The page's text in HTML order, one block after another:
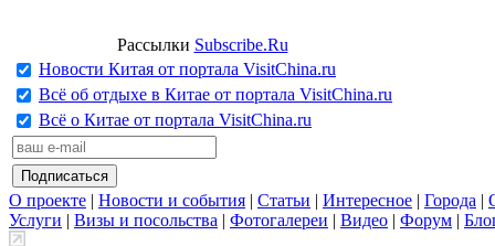
Рассылки Subscribe.Ru
Новости Китая от портала VisitChina.ru
Всё об отдыхе в Китае от портала VisitChina.ru
Всё о Китае от портала VisitChina.ru
О проекте | Новости и события | Статьи | Интересное | Города |
Услуги | Визы и посольства | Фотогалереи | Видео | Форум |